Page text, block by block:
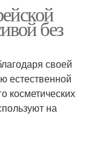
без
своей
естественной
косметических
на